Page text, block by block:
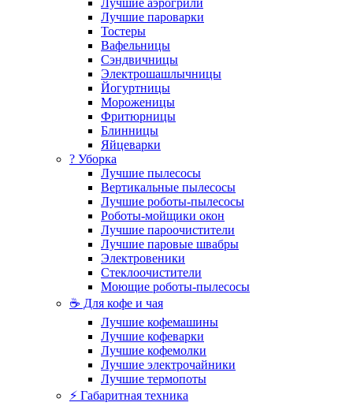
Лучшие пароварки
Тостеры
Вафельницы
Сэндвичницы
Электрошашлычницы
Йогуртницы
Мороженицы
Фритюрницы
Блинницы
Яйцеварки
? Уборка
Лучшие пылесосы
Вертикальные пылесосы
Лучшие роботы-пылесосы
Роботы-мойщики окон
Лучшие пароочистители
Лучшие паровые швабры
Электровеники
Стеклоочистители
Моющие роботы-пылесосы
☕ Для кофе и чая
Лучшие кофемашины
Лучшие кофеварки
Лучшие кофемолки
Лучшие электрочайники
Лучшие термопоты
⚡ Габаритная техника